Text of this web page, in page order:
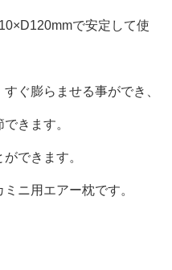
で安定して使
ぐ膨らませる事ができ、
きます。
できます。
ニ用エアー枕です。